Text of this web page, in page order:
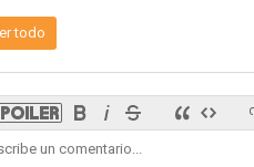
todo